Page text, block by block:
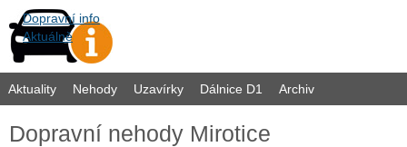
Dopravní info
Aktuálně
Aktuality Nehody Uzavírky Dálnice D1 Archiv
Dopravní nehody Mirotice